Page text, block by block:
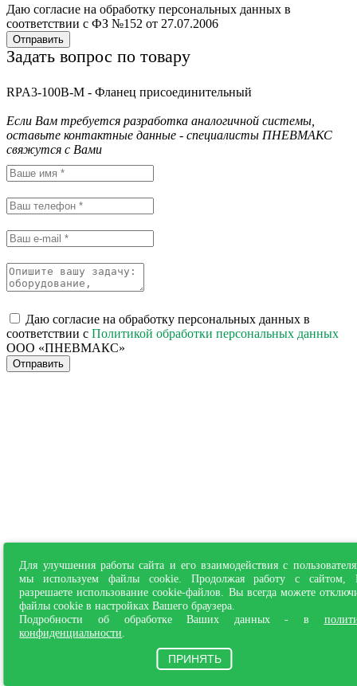
Для улучшения работы сайта и его взаимодействия с
мы используем файлы cookie. Продолжая работу с сайтом,
разрешаете использование cookie-файлов. Вы всегда можете
файлы cookie в настройках Вашего браузера.
Подробности об обработке Ваших данных - в
конфиденциальности
ПРИНЯТЬ
Даю согласие на обработку персональных данных в
соответствии с ФЗ №152 от 27.07.2006
Отправить
Задать вопрос по товару
RPA3-100B-M - Фланец присоединительный
Если Вам требуется разработка аналогичной системы,
оставьте контактные данные - специалисты ПНЕВМАКС
свяжутся с Вами
Даю согласие на обработку персональных данных в
соответствии с Политикой обработки персональных данных
ООО «ПНЕВМАКС»
Отправить